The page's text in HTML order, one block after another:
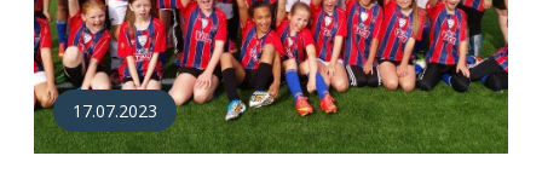
17.07.2023